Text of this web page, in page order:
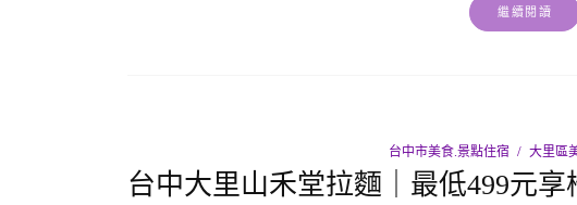
繼續閱讀
台中市美食.景點住宿 大里區
台中大里山禾堂拉麵｜最低499元